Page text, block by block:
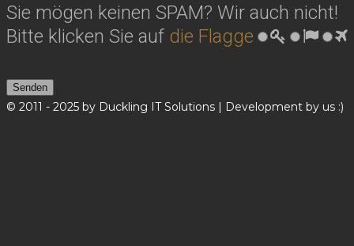
Sie mögen keinen SPAM? Wir auch nicht!
Bitte klicken Sie auf die Flagge
© 2011 - 2025 by Duckling IT Solutions | Development by us :)